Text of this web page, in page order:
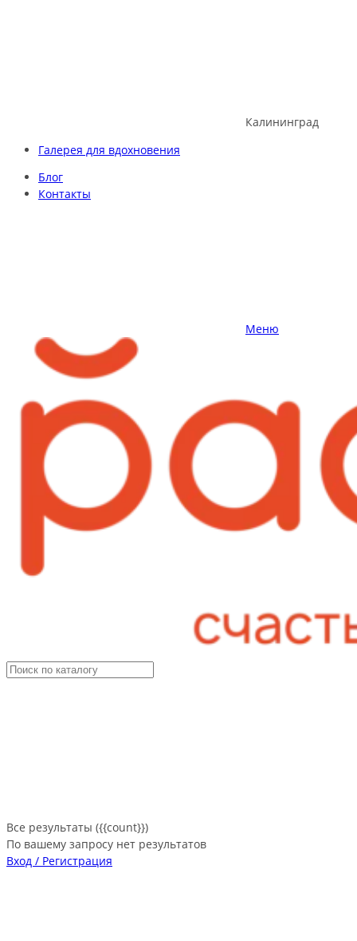
Калининград
Галерея для вдохновения
Блог
Контакты
Меню
Все результаты ({{count}})
По вашему запросу нет результатов
Вход / Регистрация